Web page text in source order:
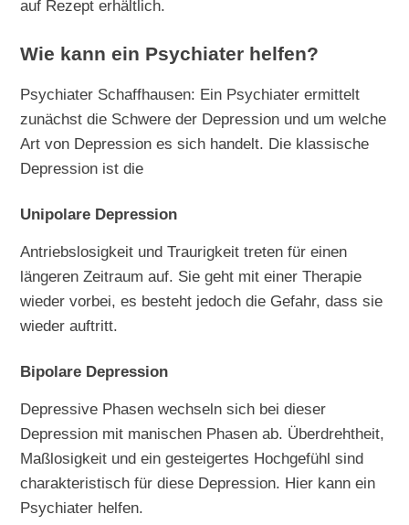
auf Rezept erhältlich.
Wie kann ein Psychiater helfen?
Psychiater Schaffhausen: Ein Psychiater ermittelt
zunächst die Schwere der Depression und um welche
Art von Depression es sich handelt. Die klassische
Depression ist die
Unipolare Depression
Antriebslosigkeit und Traurigkeit treten für einen
längeren Zeitraum auf. Sie geht mit einer Therapie
wieder vorbei, es besteht jedoch die Gefahr, dass sie
wieder auftritt.
Bipolare Depression
Depressive Phasen wechseln sich bei dieser
Depression mit manischen Phasen ab. Überdrehtheit,
Maßlosigkeit und ein gesteigertes Hochgefühl sind
charakteristisch für diese Depression. Hier kann ein
Psychiater helfen.